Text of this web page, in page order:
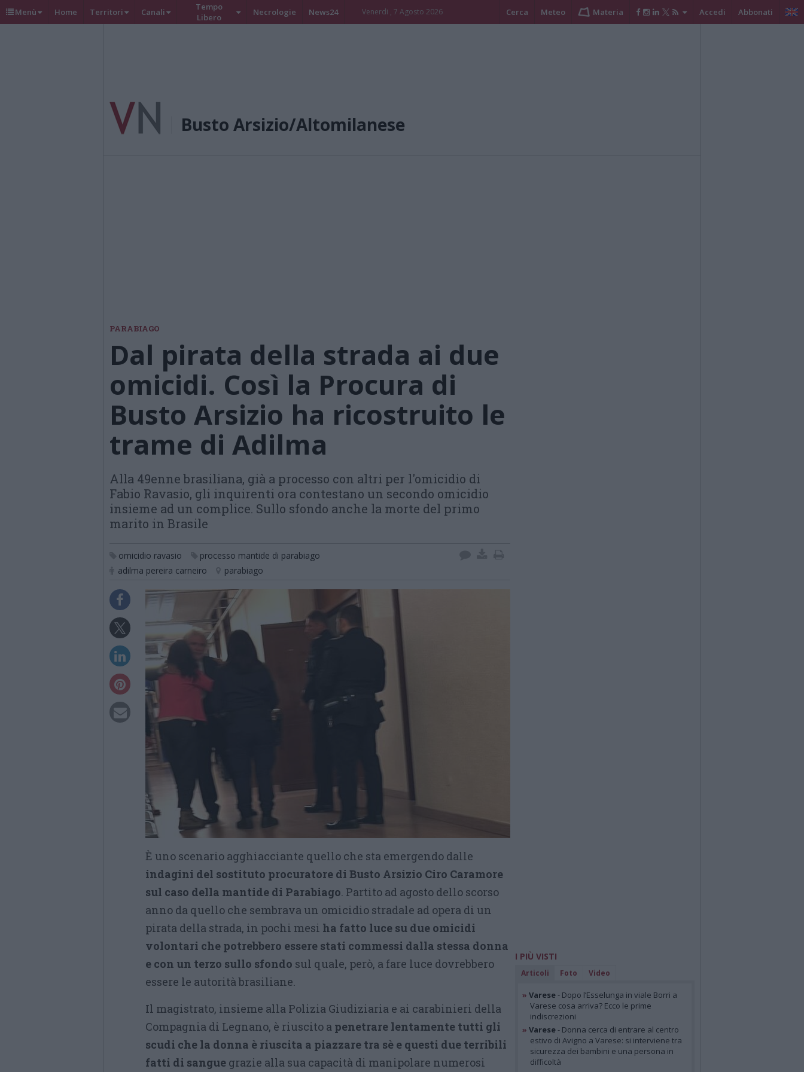
Menù Home Territori Canali
Tempo
Libero
Necrologie News24 Venerdi , 7 Agosto 2026 Cerca Meteo Materia Accedi Abbonati
Busto Arsizio/Altomilanese
PARABIAGO
Dal pirata della strada ai due
omicidi. Così la Procura di
Busto Arsizio ha ricostruito le
trame di Adilma
Alla 49enne brasiliana, già a processo con altri per l'omicidio di
Fabio Ravasio, gli inquirenti ora contestano un secondo omicidio
insieme ad un complice. Sullo sfondo anche la morte del primo
marito in Brasile
omicidio ravasio
processo mantide di parabiago
adilma pereira carneiro
parabiago
È uno scenario agghiacciante quello che sta emergendo dalle
indagini del sostituto procuratore di Busto Arsizio Ciro Caramore
sul caso della mantide di Parabiago. Partito ad agosto dello scorso
anno da quello che sembrava un omicidio stradale ad opera di un
pirata della strada, in pochi mesi ha fatto luce su due omicidi
volontari che potrebbero essere stati commessi dalla stessa donna
e con un terzo sullo sfondo sul quale, però, a fare luce dovrebbero
essere le autorità brasiliane.
Il magistrato, insieme alla Polizia Giudiziaria e ai carabinieri della
Compagnia di Legnano, è riuscito a penetrare lentamente tutti gli
scudi che la donna è riuscita a piazzare tra sè e questi due terribili
fatti di sangue grazie alla sua capacità di manipolare numerosi
I PIÙ VISTI
Articoli Foto Video
» Varese- Dopo l’Esselunga in viale Borri a
Varese cosa arriva? Ecco le prime
indiscrezioni
» Varese- Donna cerca di entrare al centro
estivo di Avigno a Varese: si interviene tra
sicurezza dei bambini e una persona in
difficoltà